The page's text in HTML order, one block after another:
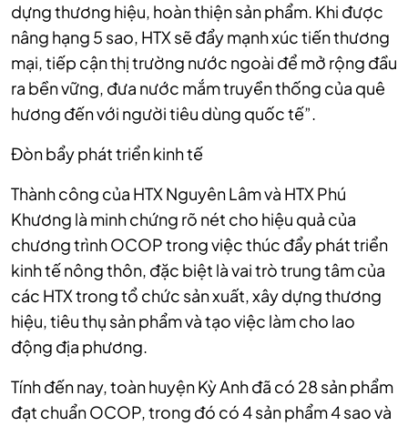
dựng thương hiệu, hoàn thiện sản phẩm. Khi được
nâng hạng 5 sao, HTX sẽ đẩy mạnh xúc tiến thương
mại, tiếp cận thị trường nước ngoài để mở rộng đầu
ra bền vững, đưa nước mắm truyền thống của quê
hương đến với người tiêu dùng quốc tế”.
Đòn bẩy phát triển kinh tế
Thành công của HTX Nguyên Lâm và HTX Phú
Khương là minh chứng rõ nét cho hiệu quả của
chương trình OCOP trong việc thúc đẩy phát triển
kinh tế nông thôn, đặc biệt là vai trò trung tâm của
các HTX trong tổ chức sản xuất, xây dựng thương
hiệu, tiêu thụ sản phẩm và tạo việc làm cho lao
động địa phương.
Tính đến nay, toàn huyện Kỳ Anh đã có 28 sản phẩm
đạt chuẩn OCOP, trong đó có 4 sản phẩm 4 sao và